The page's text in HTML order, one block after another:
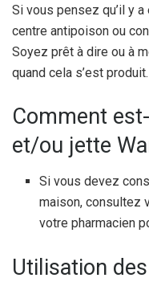
Si vous pensez qu’il y
centre antipoison ou
Soyez prêt à dire ou à
quand cela s’est produit.
Comment
et/ou jette
Si vous devez
maison, consultez
votre pharmacien
Utilisation